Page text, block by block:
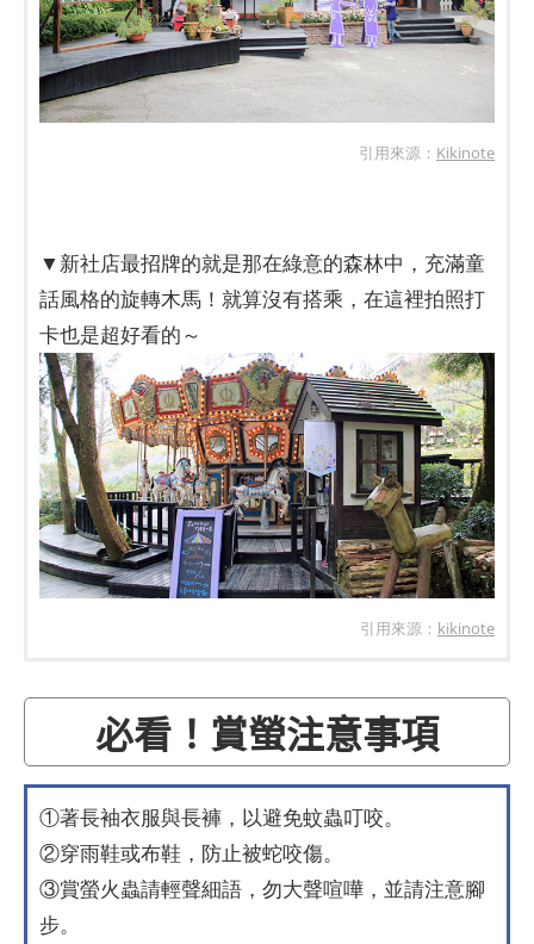
引用來源： Kikinote
▼新社店最招牌的就是那在綠意的森林中，充滿童
話風格的旋轉木馬！就算沒有搭乘，在這裡拍照打
卡也是超好看的～
引用來源： kikinote
必看！賞螢注意事項
①著長袖衣服與長褲，以避免蚊蟲叮咬。
②穿雨鞋或布鞋，防止被蛇咬傷。
③賞螢火蟲請輕聲細語，勿大聲喧嘩，並請注意腳
步。